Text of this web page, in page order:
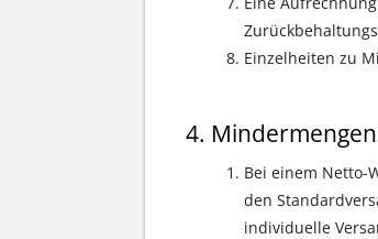
Einzelheiten zu
Bei einem Netto-
den
individuelle